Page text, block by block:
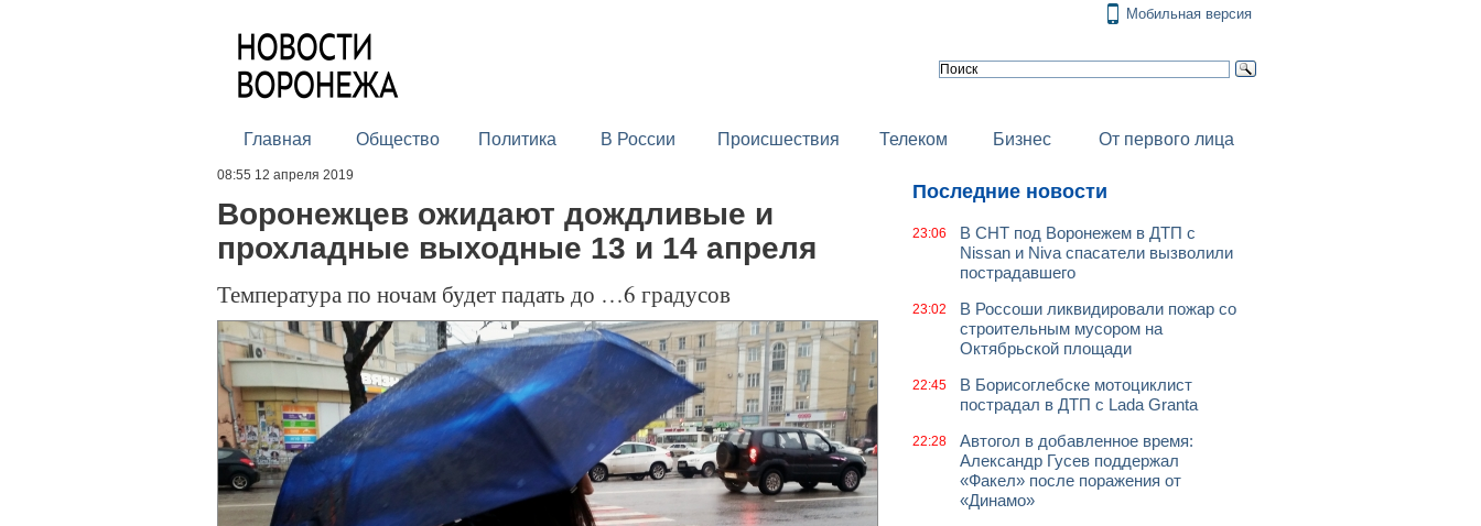
Мобильная версия
Главная Общество Политика В России Происшествия Телеком Бизнес От первого лица
08:55 12 апреля 2019
Воронежцев ожидают дождливые и
прохладные выходные 13 и 14 апреля
Температура по ночам будет падать до …6 градусов
Последние новости
23:06
В СНТ под Воронежем в ДТП с
Nissan и Niva спасатели вызволили
пострадавшего
23:02
В Россоши ликвидировали пожар со
строительным мусором на
Октябрьской площади
22:45
В Борисоглебске мотоциклист
пострадал в ДТП с Lada Granta
22:28
Автогол в добавленное время:
Александр Гусев поддержал
«Факел» после поражения от
«Динамо»